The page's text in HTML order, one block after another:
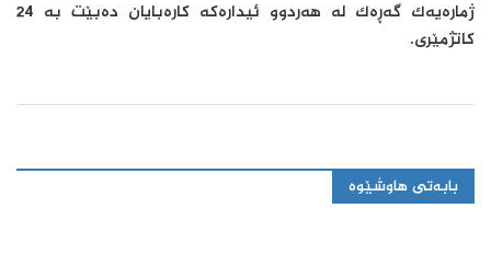
ژمارەیەک گەڕەک لە هەردوو ئیدارەکە کارەبایان دەبێت بە 24
کاتژمێری.
بابەتی هاوشێوە